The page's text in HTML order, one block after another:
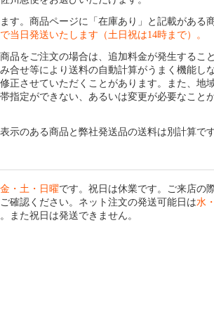
す。商品ページに「在庫あり」と記載がある
当日発送いたします（土日祝は14時まで）。
品をご注文の場合は、追加料金が発生するこ
合せ等により送料の自動計算がうまく機能し
正させていただくことがあります。また、地
指定ができない、あるいは変更が必要なこと
表示のある商品と弊社発送品の送料は別計算で
金・土・日曜です。祝日は休業です。ご来店の
確認ください。ネット注文の発送可能日は水
また祝日は発送できません。